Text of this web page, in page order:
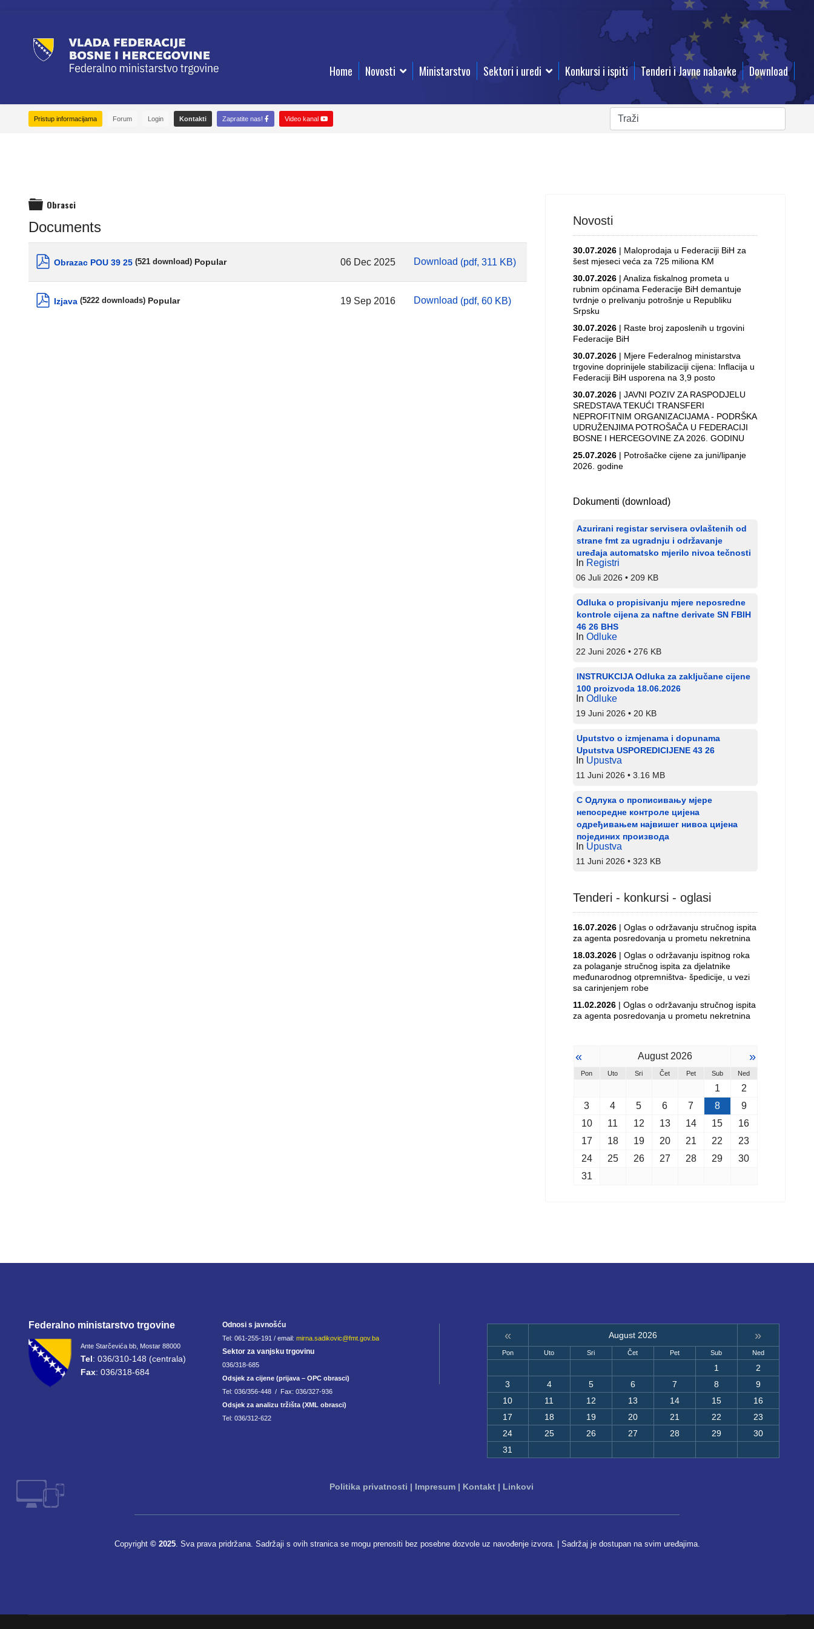
Home Novosti Ministarstvo Sektori i uredi Konkursi i ispiti Tenderi i Javne nabavke Download
Pristup informacijama Forum Login Kontakti Zapratite nas! Video kanal
folder
Obrasci
Documents
Obrazac POU 39 25 (521 download) Popular 06 Dec 2025 Download (pdf, 311 KB)
Izjava (5222 downloads) Popular 19 Sep 2016 Download (pdf, 60 KB)
Novosti
30.07.2026 | Maloprodaja u Federaciji BiH za
šest mjeseci veća za 725 miliona KM
30.07.2026 | Analiza fiskalnog prometa u
rubnim općinama Federacije BiH demantuje
tvrdnje o prelivanju potrošnje u Republiku
Srpsku
30.07.2026 | Raste broj zaposlenih u trgovini
Federacije BiH
30.07.2026 | Mjere Federalnog ministarstva
trgovine doprinijele stabilizaciji cijena: Inflacija u
Federaciji BiH usporena na 3,9 posto
30.07.2026 | JAVNI POZIV ZA RASPODJELU
SREDSTAVA TEKUĆI TRANSFERI
NEPROFITNIM ORGANIZACIJAMA - PODRŠKA
UDRUŽENJIMA POTROŠAČA U FEDERACIJI
BOSNE I HERCEGOVINE ZA 2026. GODINU
25.07.2026 | Potrošačke cijene za juni/lipanje
2026. godine
Dokumenti (download)
Azurirani registar servisera ovlaštenih od
strane fmt za ugradnju i održavanje
uređaja automatsko mjerilo nivoa tečnosti
In Registri
06 Juli 2026 209 KB
Odluka o propisivanju mjere neposredne
kontrole cijena za naftne derivate SN FBIH
46 26 BHS
InOdluke
22 Juni 2026 276 KB
INSTRUKCIJA Odluka za zaključane cijene
100 proizvoda 18.06.2026
InOdluke
19 Juni 2026 20 KB
Uputstvo o izmjenama i dopunama
Uputstva USPOREDICIJENE 43 26
In Upustva
11 Juni 2026 3.16 MB
С Одлука о прописивању мјере
непосредне контроле цијена
одређивањем највишег нивоа цијена
појединих производа
In Upustva
11 Juni 2026 323 KB
Tenderi - konkursi - oglasi
16.07.2026 | Oglas o održavanju stručnog ispita
za agenta posredovanja u prometu nekretnina
18.03.2026 | Oglas o održavanju ispitnog roka
za polaganje stručnog ispita za djelatnike
međunarodnog otpremništva- špedicije, u vezi
sa carinjenjem robe
11.02.2026 | Oglas o održavanju stručnog ispita
za agenta posredovanja u prometu nekretnina
« August 2026 »
Pon Uto Sri Čet Pet Sub Ned
1
2
3
4 5 6 7 8
9
10
11 12 13 14 15
16
17
18 19 20 21 22
23
24
25 26 27 28 29
30
31
Federalno ministarstvo trgovine
Ante Starčevića bb, Mostar 88000
Tel: 036/310-148 (centrala)
Fax: 036/318-684
Odnosi s javnošću
Tel: 061-255-191 / email: mirna.sadikovic@fmt.gov.ba
Sektor za vanjsku trgovinu
036/318-685
Odsjek za cijene (prijava – OPC obrasci)
Tel: 036/356-448 / Fax: 036/327-936
Odsjek za analizu tržišta (XML obrasci)
Tel: 036/312-622
« August 2026 »
Pon Uto Sri Čet Pet Sub Ned
1
2
3
4 5 6 7 8
9
10
11 12 13 14 15
16
17
18 19 20 21 22
23
24
25 26 27 28 29
30
31
Politika privatnosti | Impresum| Kontakt| Linkovi
Copyright © 2025. Sva prava pridržana. Sadržaji s ovih stranica se mogu prenositi bez posebne dozvole uz navođenje izvora. | Sadržaj je dostupan na svim uređajima.